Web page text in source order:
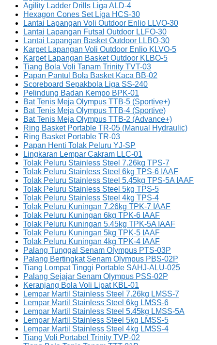
Agility Ladder Drills Liga ALD-4
Hexagon Cones Set Liga HCS-30
Lantai Lapangan Voli Outdoor Enlio LLVO-30
Lantai Lapangan Futsal Outdoor LLFO-30
Lantai Lapangan Basket Outdoor LLBO-30
Karpet Lapangan Voli Outdoor Enlio KLVO-5
Karpet Lapangan Basket Outdoor KLBO-5
Tiang Bola Voli Tanam Trinity TVT-03
Papan Pantul Bola Basket Kaca BB-02
Scoreboard Sepakbola Liga SS-240
Pelindung Badan Kempo BPK-01
Bat Tenis Meja Olympus TTB-5 (Sportive+)
Bat Tenis Meja Olympus TTB-4 (Sportive)
Bat Tenis Meja Olympus TTB-2 (Advance+)
Ring Basket Portable TR-05 (Manual Hydraulic)
Ring Basket Portable TR-03
Papan Henti Tolak Peluru YJ-SP
Lingkaran Lempar Cakram LLC-01
Tolak Peluru Stainless Steel 7.26kg TPS-7
Tolak Peluru Stainless Steel 6kg TPS-6 IAAF
Tolak Peluru Stainless Steel 5.45kg TPS-5A IAAF
Tolak Peluru Stainless Steel 5kg TPS-5
Tolak Peluru Stainless Steel 4kg TPS-4
Tolak Peluru Kuningan 7.26kg TPK-7 IAAF
Tolak Peluru Kuningan 6kg TPK-6 IAAF
Tolak Peluru Kuningan 5.45kg TPK-5A IAAF
Tolak Peluru Kuningan 5kg TPK-5 IAAF
Tolak Peluru Kuningan 4kg TPK-4 IAAF
Palang Tunggal Senam Olympus PTS-03P
Palang Bertingkat Senam Olympus PBS-02P
Tiang Lompat Tinggi Portable SAHJ-ALU-025
Palang Sejajar Senam Olympus PSS-02P
Keranjang Bola Voli Lipat KBL-01
Lempar Martil Stainless Steel 7.26kg LMSS-7
Lempar Martil Stainless Steel 6kg LMSS-6
Lempar Martil Stainless Steel 5.45kg LMSS-5A
Lempar Martil Stainless Steel 5kg LMSS-5
Lempar Martil Stainless Steel 4kg LMSS-4
Tiang Voli Portabel Trinity TVP-02